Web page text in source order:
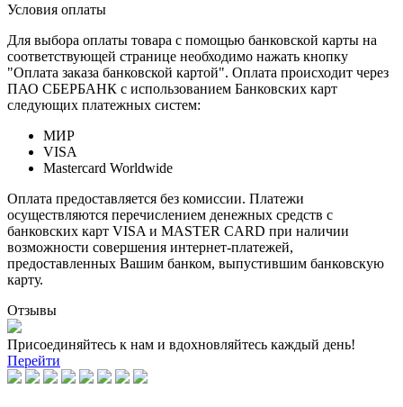
Условия оплаты
Для выбора оплаты товара с помощью банковской карты на
соответствующей странице необходимо нажать кнопку
"Оплата заказа банковской картой". Оплата происходит через
ПАО СБЕРБАНК с использованием Банковских карт
следующих платежных систем:
МИР
VISA
Mastercard Worldwide
Оплата предоставляется без комиссии. Платежи
осуществляются перечислением денежных средств с
банковских карт VISA и MASTER CARD при наличии
возможности совершения интернет-платежей,
предоставленных Вашим банком, выпустившим банковскую
карту.
Отзывы
Присоединяйтесь к нам и вдохновляйтесь каждый день!
Перейти